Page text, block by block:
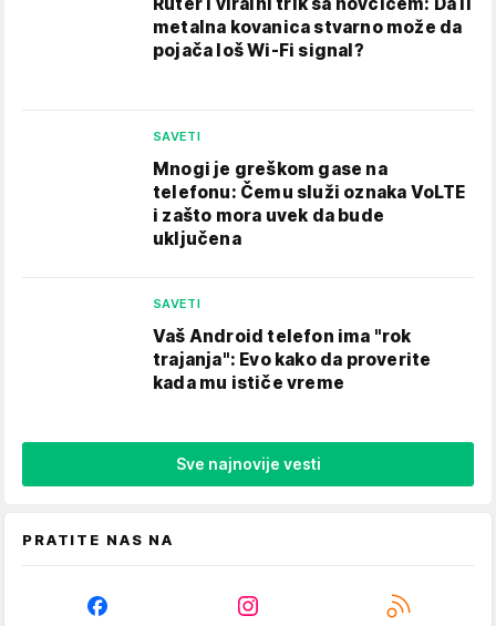
metalna kovanica stvarno može da
pojača loš Wi-Fi signal?
SAVETI
Mnogi je greškom gase na
telefonu: Čemu služi oznaka VoLTE
i zašto mora uvek da bude
uključena
SAVETI
Vaš Android telefon ima "rok
trajanja": Evo kako da proverite
kada mu ističe vreme
Sve najnovije vesti
PRATITE NAS NA